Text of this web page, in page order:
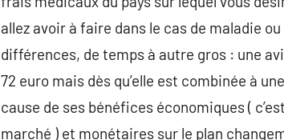
allez avoir à faire dans le cas de maladie
différences, de temps à autre gros : une
72 euro mais dès qu’elle est combinée à
cause de ses bénéfices économiques (
marché ) et monétaires sur le plan